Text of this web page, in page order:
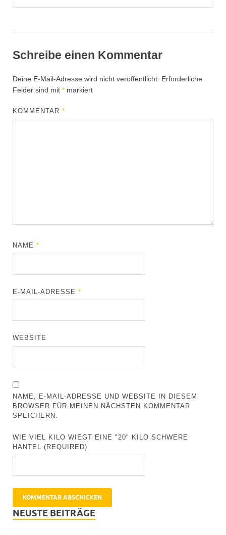
Schreibe einen Kommentar
Deine E-Mail-Adresse wird nicht veröffentlicht. Erforderliche
Felder sind mit * markiert
KOMMENTAR*
NAME*
E-MAIL-ADRESSE*
WEBSITE
NAME, E-MAIL-ADRESSE UND WEBSITE IN DIESEM
BROWSER FÜR MEINEN NÄCHSTEN KOMMENTAR
SPEICHERN.
WIE VIEL KILO WIEGT EINE "20" KILO SCHWERE
HANTEL (REQUIRED)
NEUSTE BEITRÄGE